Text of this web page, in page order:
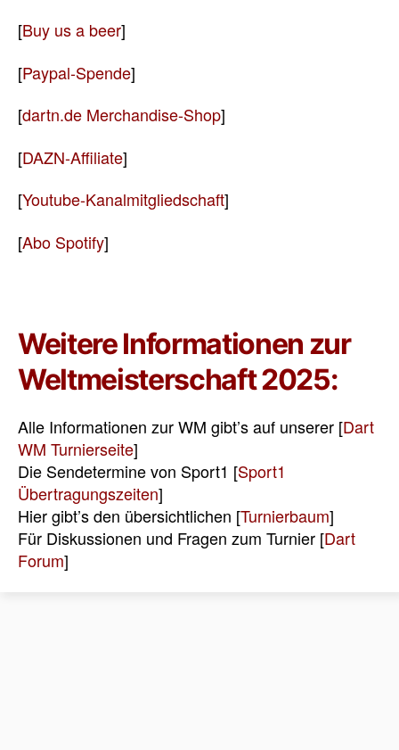
[Buy us a beer]
[Paypal-Spende]
[dartn.de Merchandise-Shop]
[DAZN-Affiliate]
[Youtube-Kanalmitgliedschaft]
[Abo Spotify]
Weitere Informationen zur
Weltmeisterschaft 2025:
Alle Informationen zur WM gibt’s auf unserer [Dart
WM Turnierseite]
Die Sendetermine von Sport1 [Sport1
Übertragungszeiten]
Hier gibt’s den übersichtlichen [Turnierbaum]
Für Diskussionen und Fragen zum Turnier [Dart
Forum]